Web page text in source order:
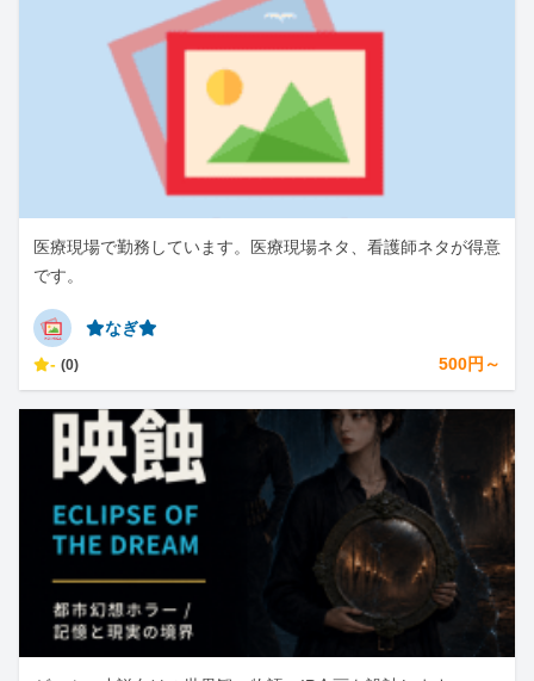
医療現場で勤務しています。医療現場ネタ、看護師ネタが得意
です。
⭐︎なぎ⭐︎
- (0) 500円～